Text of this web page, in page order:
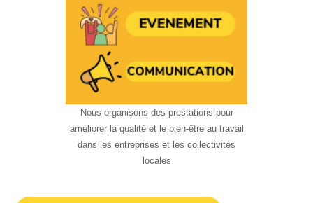
Nous organisons des prestations pour
améliorer la qualité et le bien-être au travail
dans les entreprises et les collectivités
locales